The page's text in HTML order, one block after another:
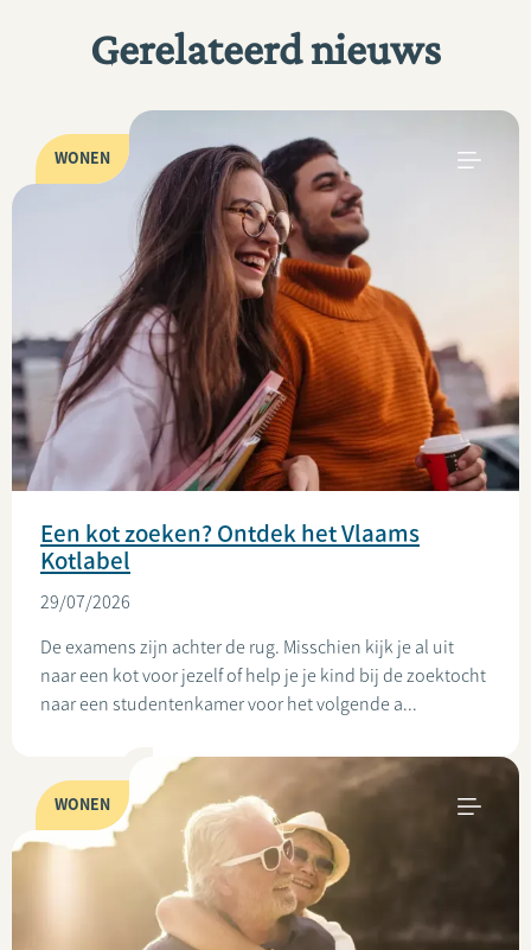
Gerelateerd nieuws
WONEN
Een kot zoeken? Ontdek het Vlaams
Kotlabel
29/07/2026
De examens zijn achter de rug. Misschien kijk je al uit
naar een kot voor jezelf of help je je kind bij de zoektocht
naar een studentenkamer voor het volgende a...
WONEN